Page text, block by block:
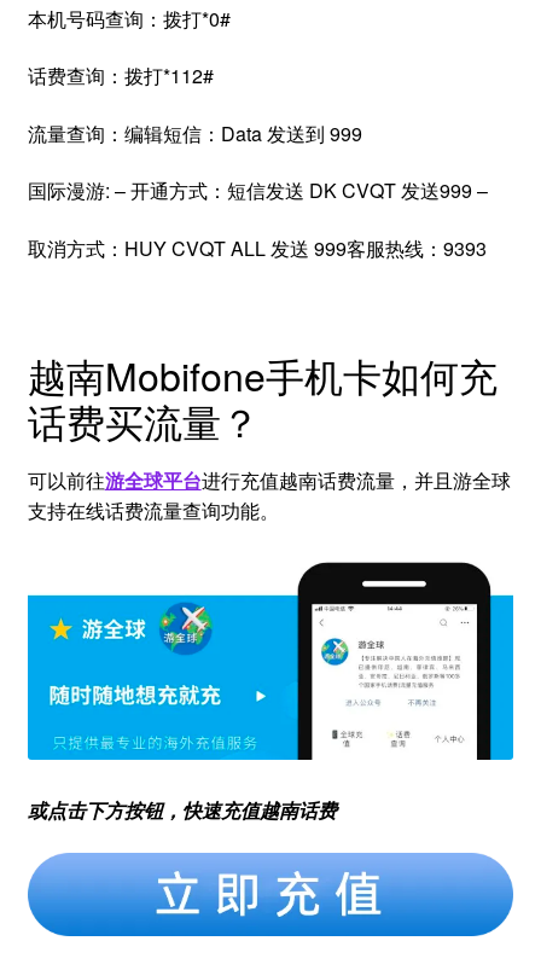
本机号码查询：拨打*0#
话费查询：拨打*112#
流量查询：编辑短信：Data 发送到 999
国际漫游: – 开通方式：短信发送 DK CVQT 发送999 –
取消方式：HUY CVQT ALL 发送 999客服热线：9393
越南Mobifone手机卡如何充
话费买流量？
可以前往游全球平台进行充值越南话费流量，并且游全球
支持在线话费流量查询功能。
或点击下方按钮，快速充值越南话费